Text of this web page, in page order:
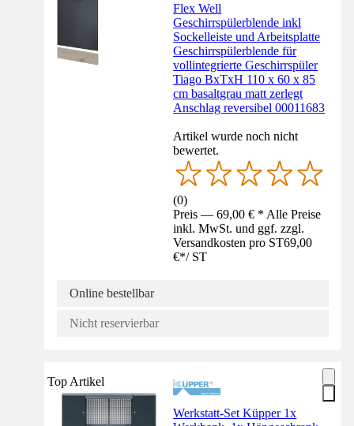
Flex Well
Geschirrspülerblende inkl
Sockelleiste und Arbeitsplatte
Geschirrspülerblende für
vollintegrierte Geschirrspüler
Tiago BxTxH 110 x 60 x 85
cm basaltgrau matt zerlegt
Anschlag reversibel 00011683
Artikel wurde noch nicht
bewertet.
(0)
Preis — 69,00 € * Alle Preise
inkl. MwSt. und ggf. zzgl.
Versandkosten pro ST69,00
€*/ ST
Online bestellbar
Nicht reservierbar
Top Artikel
Werkstatt-Set Küpper 1x